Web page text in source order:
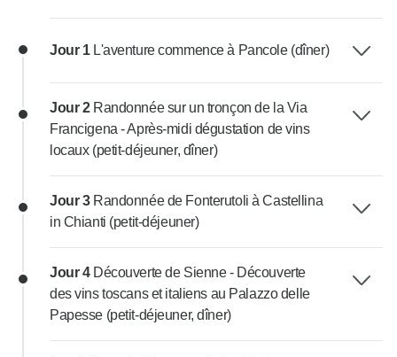
Jour 1 L'aventure commence à Pancole (dîner)
Jour 2 Randonnée sur un tronçon de la Via
Francigena - Après-midi dégustation de vins
locaux (petit-déjeuner, dîner)
Jour 3 Randonnée de Fonterutoli à Castellina
in Chianti (petit-déjeuner)
Jour 4 Découverte de Sienne - Découverte
des vins toscans et italiens au Palazzo delle
Papesse (petit-déjeuner, dîner)